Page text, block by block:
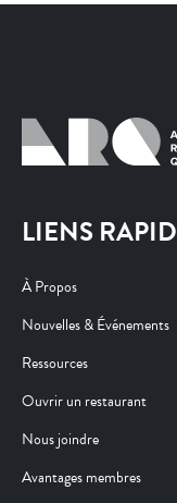
LIENS
À Propos
Nouvelles & Événements
Ressources
Ouvrir un restaurant
Nous joindre
Avantages membres